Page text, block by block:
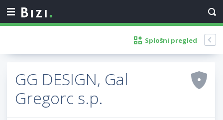
Splošni pregled
GG DESIGN, Gal
Gregorc s.p.